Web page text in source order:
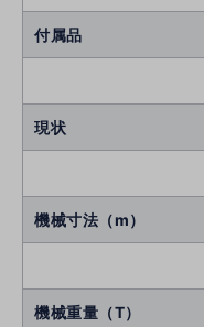
付属品
現状
機械寸法（m）
機械重量（T）